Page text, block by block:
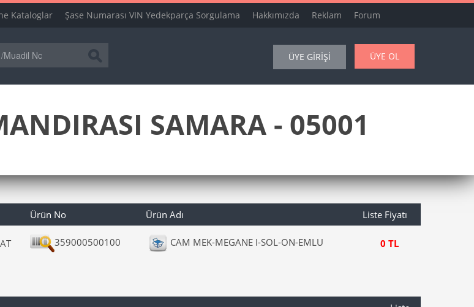
Kataloglar Şase Numarası VIN Yedekparça Sorgulama Hakkımızda Reklam Forum
ÜYE GİRİŞİ ÜYE OL
SAMARA - 05001
Ürün No Ürün Adı Liste Fiyatı
359000500100 CAM MEK-MEGANE I-SOL-ON-EMLU 0 TL